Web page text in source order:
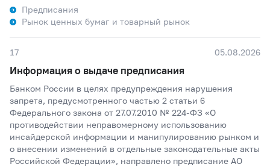
Предписания
Рынок ценных бумаг и товарный рынок
17 05.08.2026
Информация о выдаче предписания
Банком России в целях предупреждения нарушения
запрета, предусмотренного частью 2 статьи 6
Федерального закона от 27.07.2010 № 224-ФЗ «О
противодействии неправомерному использованию
инсайдерской информации и манипулированию рынком и
о внесении изменений в отдельные законодательные акты
Российской Федерации», направлено предписание АО